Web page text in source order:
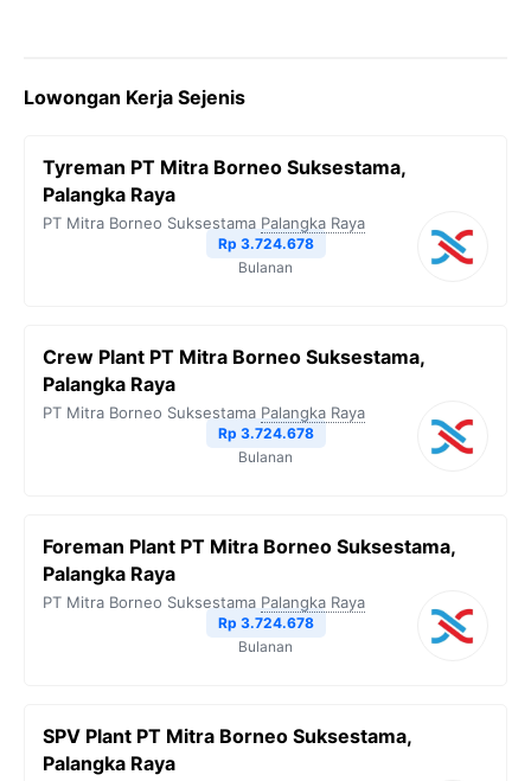
Lowongan Kerja Sejenis
Tyreman PT Mitra Borneo Suksestama,
Palangka Raya
PT Mitra Borneo Suksestama Palangka Raya
Rp 3.724.678
Bulanan
Crew Plant PT Mitra Borneo Suksestama,
Palangka Raya
PT Mitra Borneo Suksestama Palangka Raya
Rp 3.724.678
Bulanan
Foreman Plant PT Mitra Borneo Suksestama,
Palangka Raya
PT Mitra Borneo Suksestama Palangka Raya
Rp 3.724.678
Bulanan
SPV Plant PT Mitra Borneo Suksestama,
Palangka Raya